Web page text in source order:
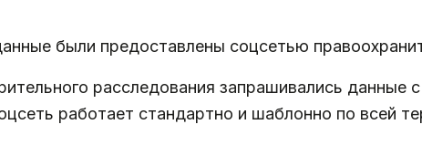
были предоставлены соцсетью
расследования запрашивались данные
работает стандартно и шаблонно по всей